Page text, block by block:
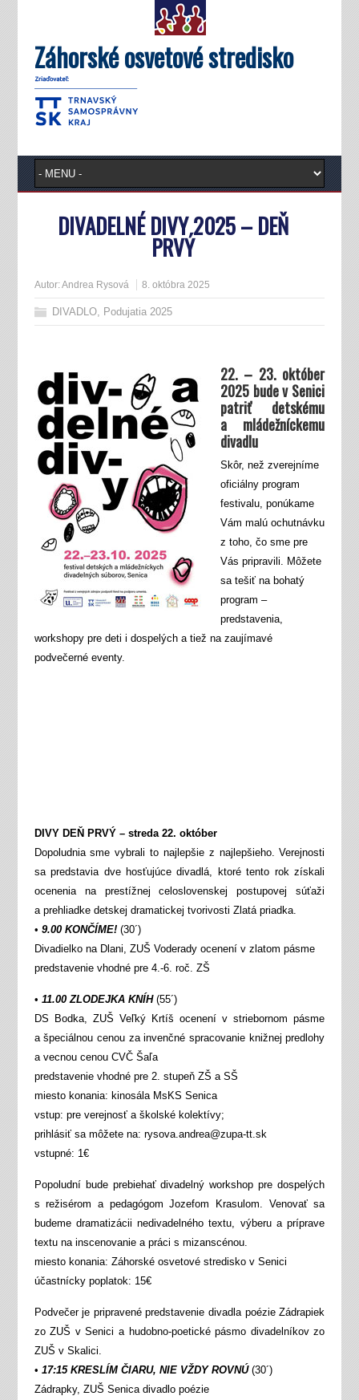
Záhorské osvetové stredisko
DIVADELNÉ DIVY 2025 – DEŇ
PRVÝ
Autor:Andrea Rysová 8. októbra 2025
DIVADLO, Podujatia 2025
22. – 23. október
2025 bude v Senici
patriť detskému
a mládežníckemu
divadlu
Skôr, než zverejníme
oficiálny program
festivalu, ponúkame
Vám malú ochutnávku
z toho, čo sme pre
Vás pripravili. Môžete
sa tešiť na bohatý
program –
predstavenia,
workshopy pre deti i dospelých a tiež na zaujímavé
podvečerné eventy.
DIVY DEŇ PRVÝ – streda 22. október
Dopoludnia sme vybrali to najlepšie z najlepšieho. Verejnosti
sa predstavia dve hosťujúce divadlá, ktoré tento rok získali
ocenenia na prestížnej celoslovenskej postupovej súťaži
a prehliadke detskej dramatickej tvorivosti Zlatá priadka.
• 9.00 KONČÍME!(30´)
Divadielko na Dlani, ZUŠ Voderady ocenení v zlatom pásme
predstavenie vhodné pre 4.-6. roč. ZŠ
• 11.00 ZLODEJKA KNÍH(55´)
DS Bodka, ZUŠ Veľký Krtíš ocenení v striebornom pásme
a špeciálnou cenou za invenčné spracovanie knižnej predlohy
a vecnou cenou CVČ Šaľa
predstavenie vhodné pre 2. stupeň ZŠ a SŠ
miesto konania: kinosála MsKS Senica
vstup: pre verejnosť a školské kolektívy;
prihlásiť sa môžete na: rysova.andrea@zupa-tt.sk
vstupné: 1€
Popoludní bude prebiehať divadelný workshop pre dospelých
s režisérom a pedagógom Jozefom Krasulom. Venovať sa
budeme dramatizácii nedivadelného textu, výberu a príprave
textu na inscenovanie a práci s mizanscénou.
miesto konania: Záhorské osvetové stredisko v Senici
účastnícky poplatok: 15€
Podvečer je pripravené predstavenie divadla poézie Zádrapiek
zo ZUŠ v Senici a hudobno-poetické pásmo divadelníkov zo
ZUŠ v Skalici.
• 17:15 KRESLÍM ČIARU, NIE VŽDY ROVNÚ(30´)
Zádrapky, ZUŠ Senica divadlo poézie